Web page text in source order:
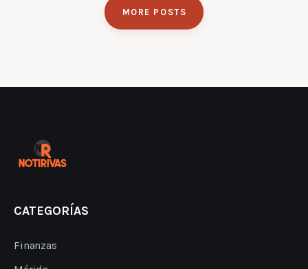
MORE POSTS
CATEGORÍAS
Finanzas